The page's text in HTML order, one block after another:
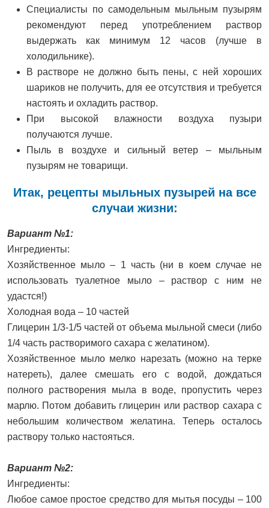
Специалисты по самодельным мыльным пузырям
рекомендуют перед употреблением раствор
выдержать как минимум 12 часов (лучше в
холодильнике).
В растворе не должно быть пены, с ней хороших
шариков не получить, для ее отсутствия и требуется
настоять и охладить раствор.
При высокой влажности воздуха пузыри
получаются лучше.
Пыль в воздухе и сильный ветер – мыльным
пузырям не товарищи.
Итак, рецепты мыльных пузырей на все
случаи жизни:
Вариант №1:
Ингредиенты:
Хозяйственное мыло – 1 часть (ни в коем случае не
использовать туалетное мыло – раствор с ним не
удастся!)
Холодная вода – 10 частей
Глицерин 1/3-1/5 частей от объема мыльной смеси (либо
1/4 часть растворимого сахара с желатином).
Хозяйственное мыло мелко нарезать (можно на терке
натереть), далее смешать его с водой, дождаться
полного растворения мыла в воде, пропустить через
марлю. Потом добавить глицерин или раствор сахара с
небольшим количеством желатина. Теперь осталось
раствору только настояться.
Вариант №2:
Ингредиенты:
Любое самое простое средство для мытья посуды – 100